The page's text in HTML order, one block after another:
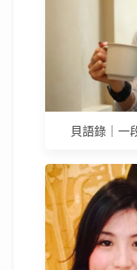
貝語錄｜一